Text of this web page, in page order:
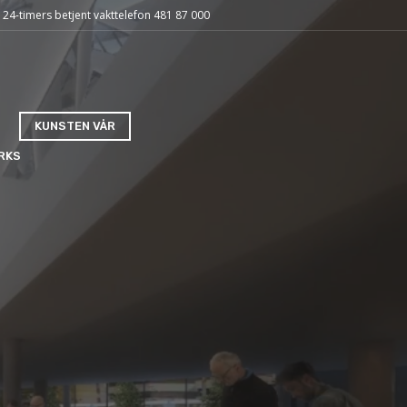
24-timers betjent vakttelefon 481 87 000
KUNSTEN VÅR